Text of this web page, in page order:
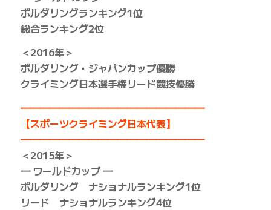
ボルダリングランキング1位
総合ランキング2位
＜2016年＞
ボルダリング・ジャパンカップ優勝
クライミング日本選手権リード競技優勝
━━━━━━━━━━━━━━━━━━━
【スポーツクライミング日本代表】
━━━━━━━━━━━━━━━━━━━
＜2015年＞
━ ワールドカップ ━
ボルダリング ナショナルランキング1位
リード ナショナルランキング4位